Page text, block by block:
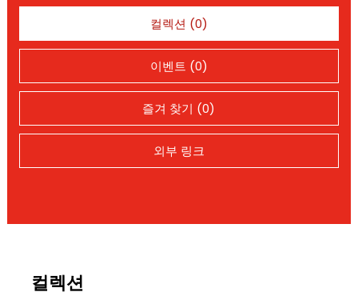
컬렉션 (0)
이벤트 (0)
즐겨 찾기 (0)
외부 링크
컬렉션